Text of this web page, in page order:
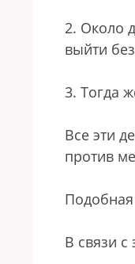
2. Около
выйти
3. Тогда
Все эти
против
В связи